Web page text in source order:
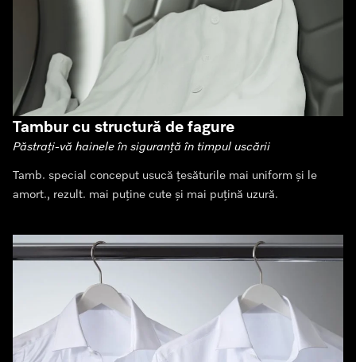
Tambur cu structură de fagure
Păstrați-vă hainele în siguranță în timpul uscării
Tamb. special conceput usucă țesăturile mai uniform și le
amort., rezult. mai puține cute și mai puțină uzură.